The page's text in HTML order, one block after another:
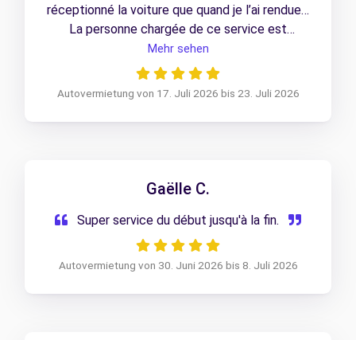
réceptionné la voiture que quand je l’ai rendue…
La personne chargée de ce service est
professionnelle et sympathique.
Mehr sehen
Autovermietung von 17. Juli 2026 bis 23. Juli 2026
Gaëlle C.
Super service du début jusqu'à la fin.
Autovermietung von 30. Juni 2026 bis 8. Juli 2026